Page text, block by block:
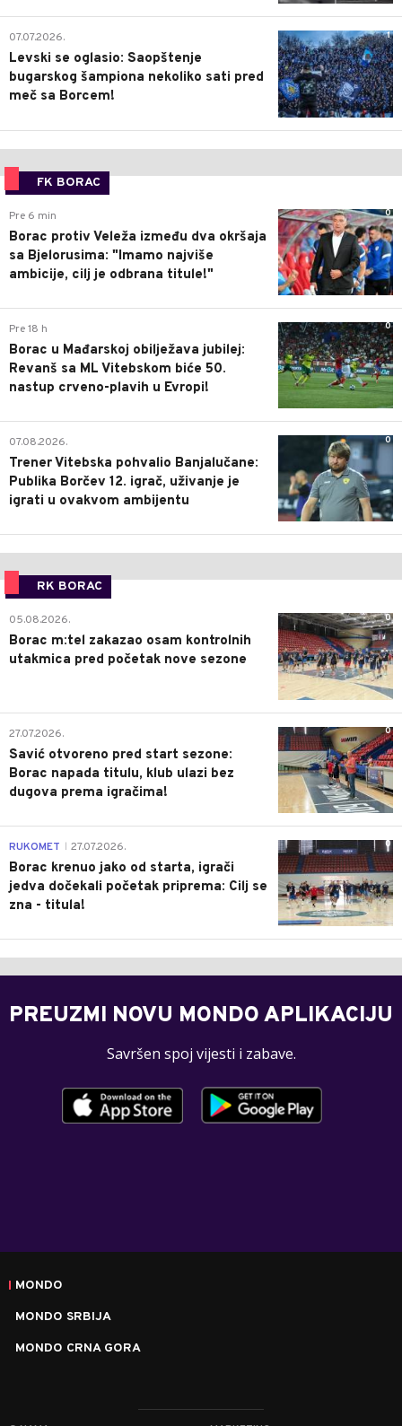
1
07.07.2026.
Levski se oglasio: Saopštenje
bugarskog šampiona nekoliko sati pred
meč sa Borcem!
FK BORAC
0
Pre 6 min
Borac protiv Veleža između dva okršaja
sa Bjelorusima: "Imamo najviše
ambicije, cilj je odbrana titule!"
0
Pre 18 h
Borac u Mađarskoj obilježava jubilej:
Revanš sa ML Vitebskom biće 50.
nastup crveno-plavih u Evropi!
0
07.08.2026.
Trener Vitebska pohvalio Banjalučane:
Publika Borčev 12. igrač, uživanje je
igrati u ovakvom ambijentu
RK BORAC
0
05.08.2026.
Borac m:tel zakazao osam kontrolnih
utakmica pred početak nove sezone
0
27.07.2026.
Savić otvoreno pred start sezone:
Borac napada titulu, klub ulazi bez
dugova prema igračima!
0
RUKOMET 27.07.2026.
Borac krenuo jako od starta, igrači
jedva dočekali početak priprema: Cilj se
zna - titula!
PREUZMI NOVU MONDO APLIKACIJU
Savršen spoj vijesti i zabave.
MONDO
MONDO SRBIJA
MONDO CRNA GORA